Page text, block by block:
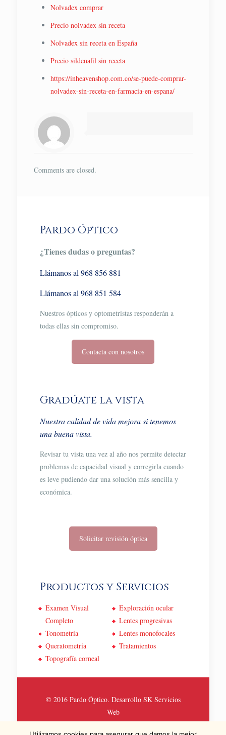
Nolvadex comprar
Precio nolvadex sin receta
Nolvadex sin receta en España
Precio sildenafil sin receta
https://inheavenshop.com.co/se-puede-comprar-
nolvadex-sin-receta-en-farmacia-en-espana/
Comments are closed.
Pardo Óptico
¿Tienes dudas o preguntas?
Llámanos al 968 856 881
Llámanos al 968 851 584
Nuestros ópticos y optometristas responderán a
todas ellas sin compromiso.
Contacta con nosotros
Gradúate la vista
Nuestra calidad de vida mejora si tenemos
una buena vista.
Revisar tu vista una vez al año nos permite detectar
problemas de capacidad visual y corregirla cuando
es leve pudiendo dar una solución más sencilla y
económica.
Solicitar revisión óptica
Productos y Servicios
Examen Visual
Completo
Tonometría
Queratometría
Topografía corneal
Exploración ocular
Lentes progresivas
Lentes monofocales
Tratamientos
© 2016 Pardo Óptico. Desarrollo SK Servicios
Web
Politica de Privacidad y Cookies